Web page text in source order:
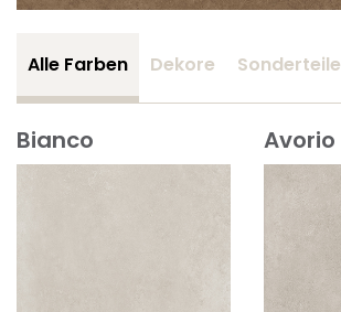
Alle Farben Dekore Sonderteile
Bianco Avorio